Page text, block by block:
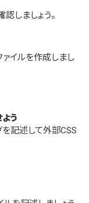
しましょう。
イルを作成しまし
う
を記述して外部CSS